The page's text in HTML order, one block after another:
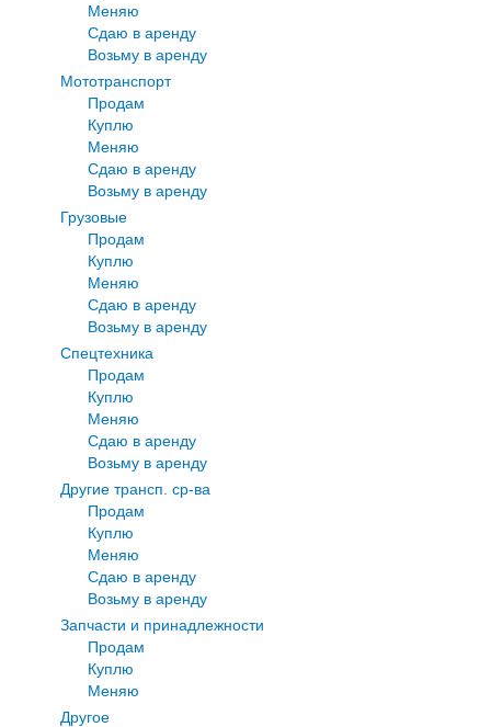
Меняю
Сдаю в аренду
Возьму в аренду
Мототранспорт
Продам
Куплю
Меняю
Сдаю в аренду
Возьму в аренду
Грузовые
Продам
Куплю
Меняю
Сдаю в аренду
Возьму в аренду
Спецтехника
Продам
Куплю
Меняю
Сдаю в аренду
Возьму в аренду
Другие трансп. ср-ва
Продам
Куплю
Меняю
Сдаю в аренду
Возьму в аренду
Запчасти и принадлежности
Продам
Куплю
Меняю
Другое